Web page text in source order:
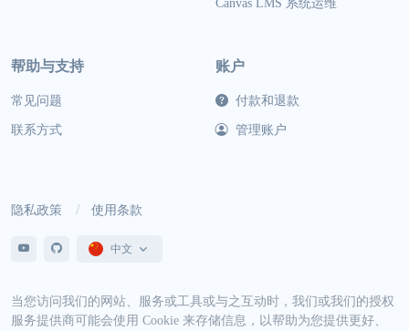
Canvas LMS 系统运维
帮助与支持
常见问题
联系方式
账户
付款和退款
管理账户
隐私政策 使用条款
中文
当您访问我们的网站、服务或工具或与之互动时，我们或我们的授权
服务提供商可能会使用 Cookie 来存储信息，以帮助为您提供更好、